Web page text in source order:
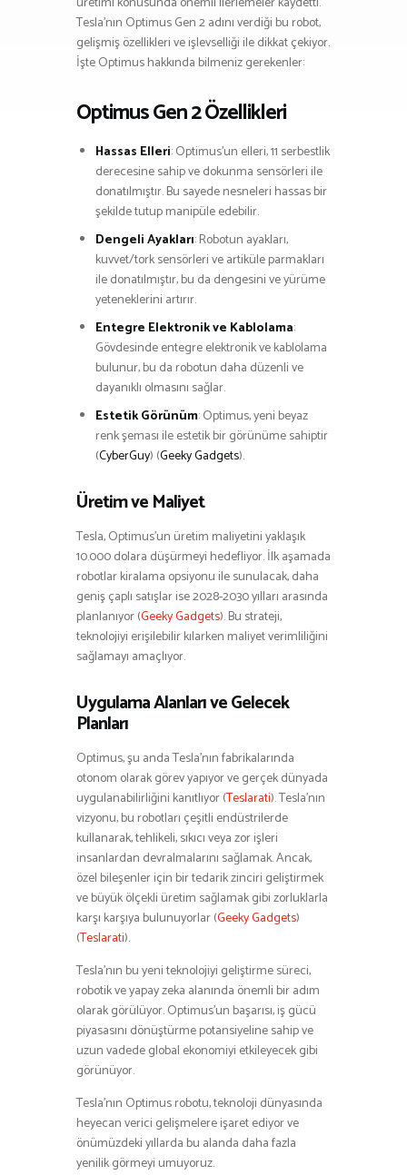
Tesla’nın Optimus Gen 2 adını verdiği bu robot,
gelişmiş özellikleri ve işlevselliği ile dikkat çekiyor.
İşte Optimus hakkında bilmeniz gerekenler:
Optimus Gen 2 Özellikleri
Hassas Elleri: Optimus’un elleri, 11 serbestlik
derecesine sahip ve dokunma sensörleri ile
donatılmıştır. Bu sayede nesneleri hassas bir
şekilde tutup manipüle edebilir.
Dengeli Ayakları: Robotun ayakları,
kuvvet/tork sensörleri ve artiküle parmakları
ile donatılmıştır, bu da dengesini ve yürüme
yeteneklerini artırır.
Entegre Elektronik ve Kablolama:
Gövdesinde entegre elektronik ve kablolama
bulunur, bu da robotun daha düzenli ve
dayanıklı olmasını sağlar.
Estetik Görünüm: Optimus, yeni beyaz
renk şeması ile estetik bir görünüme sahiptir​
(CyberGuy)​​ (Geeky Gadgets)​.
Üretim ve Maliyet
Tesla, Optimus’un üretim maliyetini yaklaşık
10.000 dolara düşürmeyi hedefliyor. İlk aşamada
robotlar kiralama opsiyonu ile sunulacak, daha
geniş çaplı satışlar ise 2028-2030 yılları arasında
planlanıyor​ (Geeky Gadgets)​. Bu strateji,
teknolojiyi erişilebilir kılarken maliyet verimliliğini
sağlamayı amaçlıyor.
Uygulama Alanları ve Gelecek
Planları
Optimus, şu anda Tesla’nın fabrikalarında
otonom olarak görev yapıyor ve gerçek dünyada
uygulanabilirliğini kanıtlıyor​ (Teslarati)​. Tesla’nın
vizyonu, bu robotları çeşitli endüstrilerde
kullanarak, tehlikeli, sıkıcı veya zor işleri
insanlardan devralmalarını sağlamak. Ancak,
özel bileşenler için bir tedarik zinciri geliştirmek
ve büyük ölçekli üretim sağlamak gibi zorluklarla
karşı karşıya bulunuyorlar​ (Geeky Gadgets)​​
(Teslarati)​.
Tesla’nın bu yeni teknolojiyi geliştirme süreci,
robotik ve yapay zeka alanında önemli bir adım
olarak görülüyor. Optimus’un başarısı, iş gücü
piyasasını dönüştürme potansiyeline sahip ve
uzun vadede global ekonomiyi etkileyecek gibi
görünüyor.
Tesla’nın Optimus robotu, teknoloji dünyasında
heyecan verici gelişmelere işaret ediyor ve
önümüzdeki yıllarda bu alanda daha fazla
yenilik görmeyi umuyoruz.